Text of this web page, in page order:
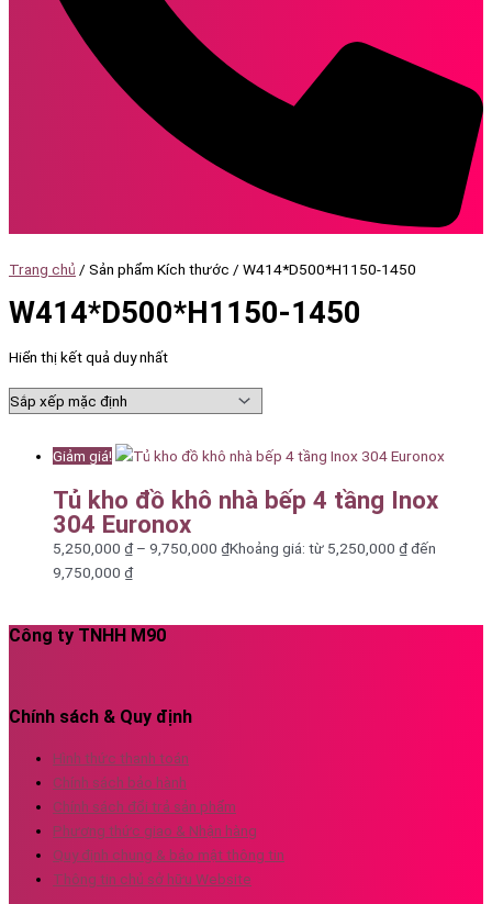
Trang chủ / Sản phẩm Kích thước / W414*D500*H1150-1450
W414*D500*H1150-1450
Hiển thị kết quả duy nhất
Giảm giá!
Tủ kho đồ khô nhà bếp 4 tầng Inox
304 Euronox
5,250,000 ₫ – 9,750,000 ₫Khoảng giá: từ 5,250,000 ₫ đến
9,750,000 ₫
Công ty TNHH M90
Chính sách & Quy định
Hình thức thanh toán
Chính sách bảo hành
Chính sách đổi trả sản phẩm
Phương thức giao & Nhận hàng
Quy định chung & bảo mật thông tin
Thông tin chủ sở hữu Website